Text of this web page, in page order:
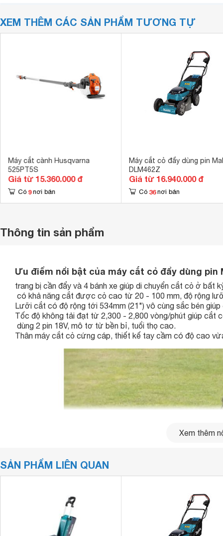
XEM THÊM CÁC SẢN PHẨM TƯƠNG TỰ
Máy cắt cành Husqvarna
525PT5S
Giá từ 15.360.000 đ
Có 9 nơi bán
Máy cắt cỏ đẩy dùng pin
DLM462Z
Giá từ 16.940.000 đ
Có 36 nơi bán
Thông tin sản phẩm
Ưu điểm nổi bật của máy cắt cỏ đẩy dùng pin
trang bị cần đẩy và 4 bánh xe giúp di chuyển cắt cỏ ở bất
có khả năng cắt được cỏ cao từ 20 - 100 mm, độ rộng
Lưỡi cắt có độ rộng tới 534mm (21") vô cùng sắc bén
Tốc độ không tải đạt từ 2,300 - 2,800 vòng/phút giúp cắt
dùng 2 pin 18V, mô tơ từ bền bỉ, tuổi thọ cao.
Thân máy cắt cỏ cứng cáp, thiết kế tay cầm có độ cao
Xem thêm
SẢN PHẨM LIÊN QUAN